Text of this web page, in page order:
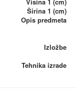
Širina 1 (cm)
Opis predmeta
Izložbe
Tehnika izrade